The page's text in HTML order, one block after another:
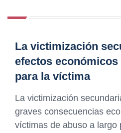
La victimización
efectos económicos
para la víctima
La victimización
graves consecuencias
víctimas de abuso a largo